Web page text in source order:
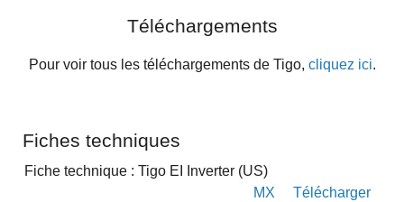
Téléchargements
Pour voir tous les téléchargements de Tigo, cliquez ici.
Fiches techniques
Fiche technique : Tigo EI Inverter (US)
MX
Télécharger